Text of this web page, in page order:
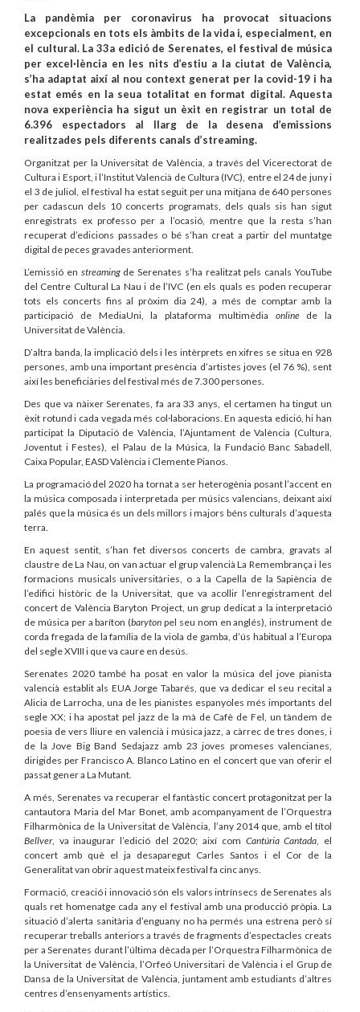
La pandèmia per coronavirus ha provocat situacions
excepcionals en tots els àmbits de la vida i, especialment, en
el cultural. La 33a edició de Serenates, el festival de música
per excel·lència en les nits d’estiu a la ciutat de València,
s’ha adaptat així al nou context generat per la covid-19 i ha
estat emés en la seua totalitat en format digital. Aquesta
nova experiència ha sigut un èxit en registrar un total de
6.396 espectadors al llarg de la desena d’emissions
realitzades pels diferents canals d’streaming.
Organitzat per la Universitat de València, a través del Vicerectorat de
Cultura i Esport, i l’Institut Valencià de Cultura (IVC), entre el 24 de juny i
el 3 de juliol, el festival ha estat seguit per una mitjana de 640 persones
per cadascun dels 10 concerts programats, dels quals sis han sigut
enregistrats ex professo per a l’ocasió, mentre que la resta s’han
recuperat d’edicions passades o bé s’han creat a partir del muntatge
digital de peces gravades anteriorment.
L’emissió en streaming de Serenates s’ha realitzat pels canals YouTube
del Centre Cultural La Nau i de l’IVC (en els quals es poden recuperar
tots els concerts fins al pròxim dia 24), a més de comptar amb la
participació de MediaUni, la plataforma multimèdia online de la
Universitat de València.
D’altra banda, la implicació dels i les intèrprets en xifres se situa en 928
persones, amb una important presència d’artistes joves (el 76 %), sent
així les beneficiàries del festival més de 7.300 persones.
Des que va nàixer Serenates, fa ara 33 anys, el certamen ha tingut un
èxit rotund i cada vegada més col·laboracions. En aquesta edició, hi han
participat la Diputació de València, l’Ajuntament de València (Cultura,
Joventut i Festes), el Palau de la Música, la Fundació Banc Sabadell,
Caixa Popular, EASD València i Clemente Pianos.
La programació del 2020 ha tornat a ser heterogènia posant l’accent en
la música composada i interpretada per músics valencians, deixant així
palés que la música és un dels millors i majors béns culturals d’aquesta
terra.
En aquest sentit, s’han fet diversos concerts de cambra, gravats al
claustre de La Nau, on van actuar el grup valencià La Remembrança i les
formacions musicals universitàries, o a la Capella de la Sapiència de
l’edifici històric de la Universitat, que va acollir l’enregistrament del
concert de València Baryton Project, un grup dedicat a la interpretació
de música per a baríton (barytonpel seu nom en anglés), instrument de
corda fregada de la família de la viola de gamba, d’ús habitual a l’Europa
del segle XVIII i que va caure en desús.
Serenates 2020 també ha posat en valor la música del jove pianista
valencià establit als EUA Jorge Tabarés, que va dedicar el seu recital a
Alicia de Larrocha, una de les pianistes espanyoles més importants del
segle XX; i ha apostat pel jazz de la mà de Cafè de Fel, un tàndem de
poesia de vers lliure en valencià i música jazz, a càrrec de tres dones, i
de la Jove Big Band Sedajazz amb 23 joves promeses valencianes,
dirigides per Francisco A. Blanco Latino en el concert que van oferir el
passat gener a La Mutant.
A més, Serenates va recuperar el fantàstic concert protagonitzat per la
cantautora Maria del Mar Bonet, amb acompanyament de l’Orquestra
Filharmònica de la Universitat de València, l’any 2014 que, amb el títol
Bellver, va inaugurar l’edició del 2020; així com Cantúria Cantada, el
concert amb què el ja desaparegut Carles Santos i el Cor de la
Generalitat van obrir aquest mateix festival fa cinc anys.
Formació, creació i innovació són els valors intrínsecs de Serenates als
quals ret homenatge cada any el festival amb una producció pròpia. La
situació d’alerta sanitària d’enguany no ha permés una estrena però sí
recuperar treballs anteriors a través de fragments d’espectacles creats
per a Serenates durant l’última dècada per l’Orquestra Filharmònica de
la Universitat de València, l’Orfeó Universitari de València i el Grup de
Dansa de la Universitat de València, juntament amb estudiants d’altres
centres d’ensenyaments artístics.